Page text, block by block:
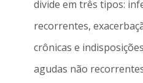
divide em três tipos:
recorrentes,
crônicas e
agudas não